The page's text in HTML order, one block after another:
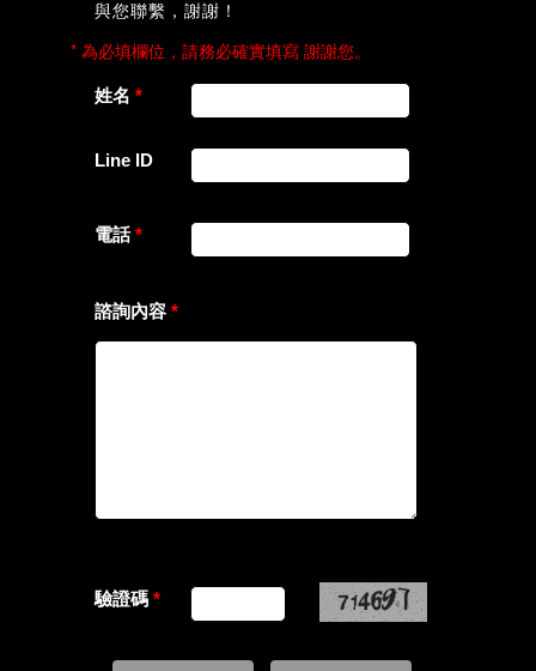
與您聯繫，謝謝！
* 為必填欄位，請務必確實填寫 謝謝您。
姓名 *
Line ID
電話*
諮詢內容 *
驗證碼 *